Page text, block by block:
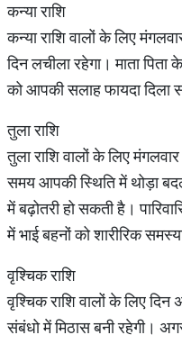
कन्या राशि
कन्या राशि वालों के लिए
दिन लचीला रहेगा। माता
को आपकी सलाह फायदा दिला
तुला राशि
तुला राशि वालों के लिए
समय आपकी स्थिति में थोड़ा
में बढ़ोतरी हो सकती है।
में भाई बहनों को शारीरिक
वृश्चिक राशि
वृश्चिक राशि वालों के लिए
संबंधो में मिठास बनी रहेगी।